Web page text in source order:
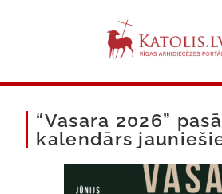
“Vasara 2026”
kalendārs